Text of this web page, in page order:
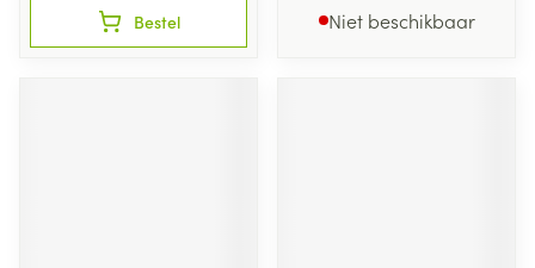
Bestel Niet beschikbaar